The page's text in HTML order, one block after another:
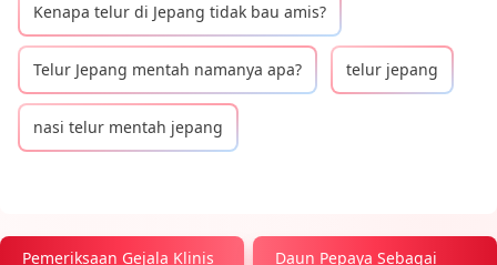
Kenapa telur di Jepang tidak bau amis?
Telur Jepang mentah namanya apa? telur jepang
nasi telur mentah jepang
Pemeriksaan Gejala Klinis
Daun Pepaya Sebagai